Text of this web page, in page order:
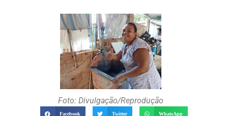
Foto: Divulgação/Reprodução
Facebook Twitter WhatsApp